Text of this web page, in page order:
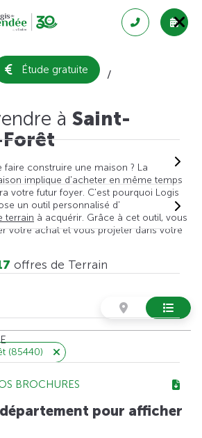
Étude gratuite
BROCHURES
terrain
Vendée
à Saint-
construire une maison ? La
implique d'acheter en même temps
votre futur foyer. C'est pourquoi Logis
un outil personnalisé d'
terrain à acquérir. Grâce à cet outil, vous
votre achat et vous projeter dans votre
offres de Terrain
(85440)
pour afficher